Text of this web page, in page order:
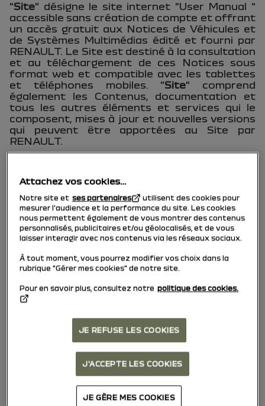
"Site" désigne le site internet "User Manual "
accessible sans création de compte et offrant
un accès gratuit aux Notices de Véhicules et
de Systèmes Multimédias édité et fourni par
RENAULT. Le Site est destiné à la consultation
et au téléchargement de ces Notices sous
format web et compatible avec les tablettes
et téléphones mobiles. "Site" comprend
également les Contenus, documentation et
tous les autres éléments et services qui le
composent, mises à jour et nouvelles versions
qui peuvent être apportées au Site par
RENAULT.
Contenu" désigne, sans limitation, la structure
du Site, le contenu éditorial, les Notices, les
dessins, illustrations, images, photographies,
chartes graphiques, marques, logos,
acronymes, dénominations sociales, œuvres
audiovisuelles, œuvres multimédia, contenus
tout autre contenu présent sur le Site.
Notices"
) de Véhicule (s)” désigne la
documentation relative à un modèle de
véhicule spécifique expliquant sa structure et
son fonctionnement.
Attachez vos cookies…
Notre site et ses partenaires
utilisent des cookies pour
mesurer l'audience et la performance du site. Les cookies
nous permettent également de vous montrer des contenus
personnalisés, publicitaires et/ou géolocalisés, et de vous
laisser interagir avec nos contenus via les réseaux sociaux.
À tout moment, vous pourrez modifier vos choix dans la
rubrique "Gérer mes cookies" de notre site.
Pour en savoir plus, consultez notre politique des cookies.
JE REFUSE LES COOKIES
J'ACCEPTE LES COOKIES
JE GÈRE MES COOKIES